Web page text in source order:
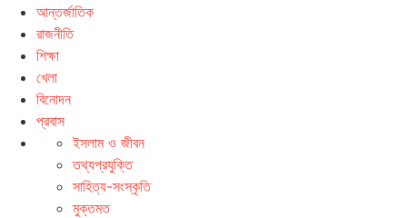
আন্তর্জাতিক
রাজনীতি
শিক্ষা
খেলা
বিনোদন
প্রবাস
ইসলাম ও জীবন
তথ্যপ্রযুক্তি
সাহিত্য-সংস্কৃতি
মুক্তমত